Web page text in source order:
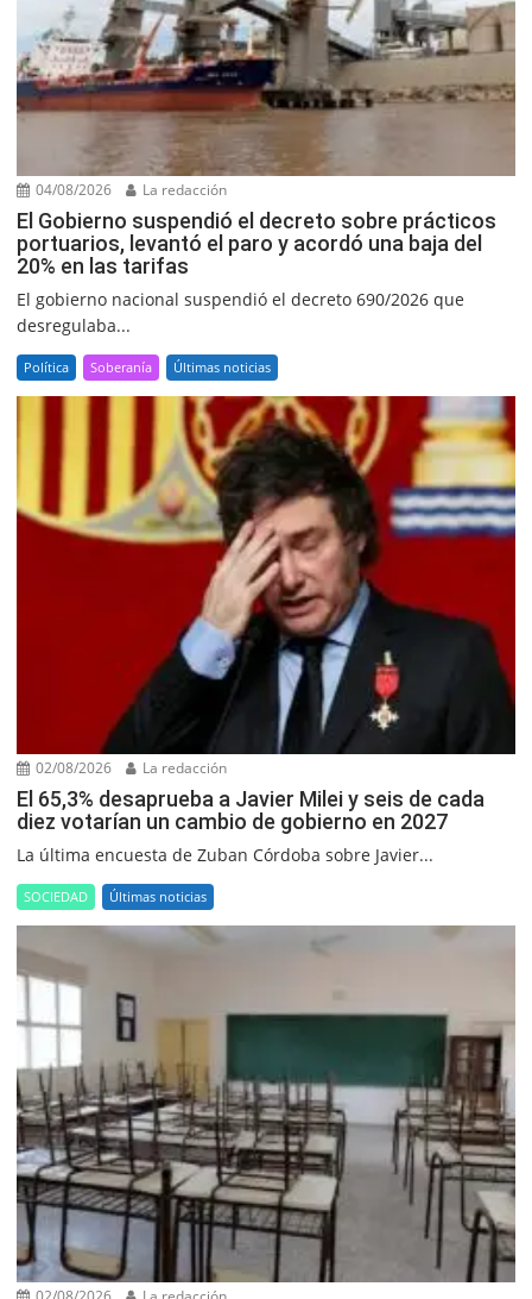
04/08/2026 La redacción
El Gobierno suspendió el decreto sobre prácticos
portuarios, levantó el paro y acordó una baja del
20% en las tarifas
El gobierno nacional suspendió el decreto 690/2026 que
desregulaba...
Política Soberanía Últimas noticias
02/08/2026 La redacción
El 65,3% desaprueba a Javier Milei y seis de cada
diez votarían un cambio de gobierno en 2027
La última encuesta de Zuban Córdoba sobre Javier...
SOCIEDAD Últimas noticias